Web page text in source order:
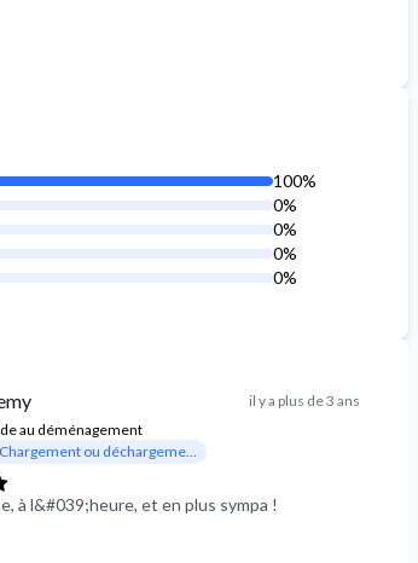
100%
0%
0%
0%
0%
au déménagement
Chargement ou déchargement
il y a plus de 3 ans
à l&#039;heure, et en plus sympa !